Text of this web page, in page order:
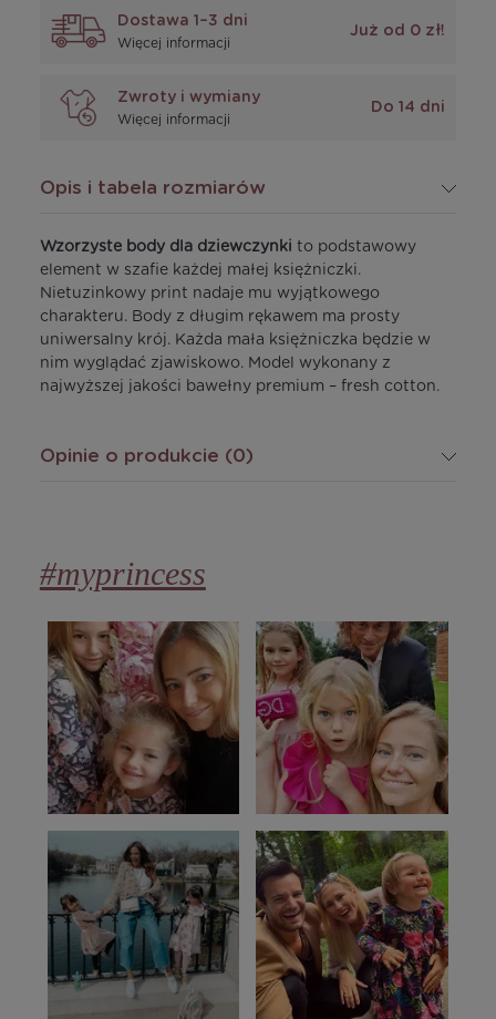
Dostawa 1–3 dni
Więcej informacji
Już od 0 zł!
Zwroty i wymiany
Więcej informacji
Do 14 dni
Opis i tabela rozmiarów
Wzorzyste body dla dziewczynki to podstawowy
element w szafie każdej małej księżniczki.
Nietuzinkowy print nadaje mu wyjątkowego
charakteru. Body z długim rękawem ma prosty
uniwersalny krój. Każda mała księżniczka będzie w
nim wyglądać zjawiskowo. Model wykonany z
najwyższej jakości bawełny premium – fresh cotton.
Opinie o produkcie (0)
#myprincess